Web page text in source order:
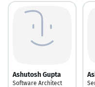
Ashutosh Gupta
Software Architect